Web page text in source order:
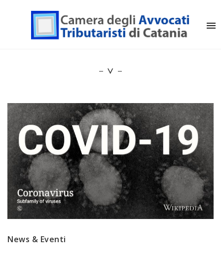
News & Eventi